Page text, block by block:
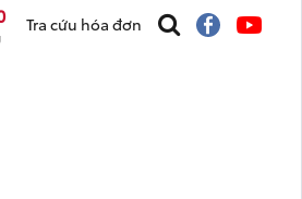
Tra cứu hóa đơn